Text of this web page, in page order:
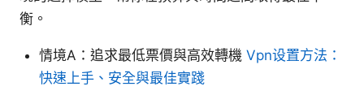
衡。
情境A：追求最低票價與高效轉機 Vpn设置方法：
快速上手、安全與最佳實踐